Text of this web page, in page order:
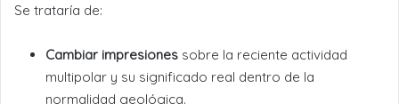
Se trataría de:
Cambiar impresiones sobre la reciente actividad
multipolar y su significado real dentro de la
normalidad geológica.